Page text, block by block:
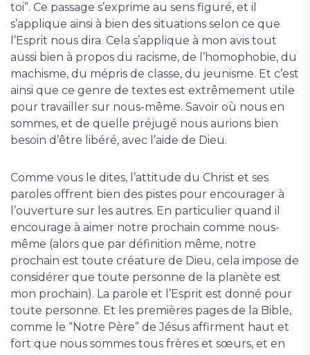
toi”. Ce passage s’exprime au sens figuré, et il
s’applique ainsi à bien des situations selon ce que
l’Esprit nous dira. Cela s’applique à mon avis tout
aussi bien à propos du racisme, de l’homophobie, du
machisme, du mépris de classe, du jeunisme. Et c’est
ainsi que ce genre de textes est extrêmement utile
pour travailler sur nous-même. Savoir où nous en
sommes, et de quelle préjugé nous aurions bien
besoin d’être libéré, avec l’aide de Dieu.
Comme vous le dites, l’attitude du Christ et ses
paroles offrent bien des pistes pour encourager à
l’ouverture sur les autres. En particulier quand il
encourage à aimer notre prochain comme nous-
même (alors que par définition même, notre
prochain est toute créature de Dieu, cela impose de
considérer que toute personne de la planète est
mon prochain). La parole et l’Esprit est donné pour
toute personne. Et les premières pages de la Bible,
comme le “Notre Père” de Jésus affirment haut et
fort que nous sommes tous frères et sœurs, et en